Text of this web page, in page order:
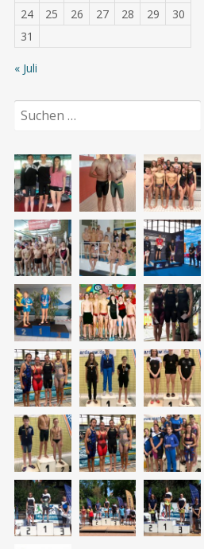
24
25 26 27 28 29
30
31
« Juli
Suchen
nach: